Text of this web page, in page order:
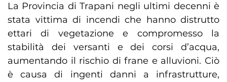
La Provincia di Trapani negli ultimi decenni è
stata vittima di incendi che hanno distrutto
ettari di vegetazione e compromesso la
stabilità dei versanti e dei corsi d’acqua,
aumentando il rischio di frane e alluvioni. Ciò
è causa di ingenti danni a infrastrutture,